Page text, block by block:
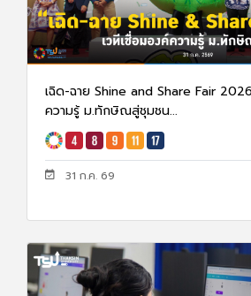
เฉิด-ฉาย Shine and Share Fair
ความรู้ ม.ทักษิณสู่ชุมชน...
31 ก.ค. 69